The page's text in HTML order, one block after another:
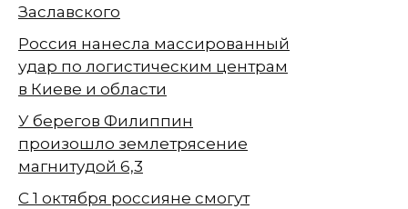
Заславского
Россия нанесла массированный
удар по логистическим центрам
в Киеве и области
У берегов Филиппин
произошло землетрясение
магнитудой 6,3
С 1 октября россияне смогут